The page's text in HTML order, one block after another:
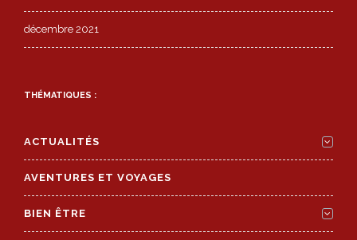
décembre 2021
THÉMATIQUES :
ACTUALITÉS
AVENTURES ET VOYAGES
BIEN ÊTRE